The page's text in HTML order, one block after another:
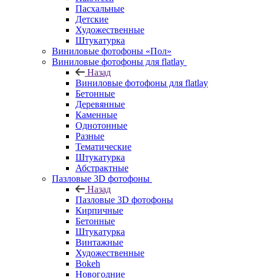
Пасхальные
Детские
Художественные
Штукатурка
Виниловые фотофоны «Пол»
Виниловые фотофоны для flatlay
Назад
Виниловые фотофоны для flatlay
Бетонные
Деревянные
Каменные
Однотонные
Разные
Тематические
Штукатурка
Абстрактные
Пазловые 3D фотофоны
Назад
Пазловые 3D фотофоны
Кирпичные
Бетонные
Штукатурка
Винтажные
Художественные
Bokeh
Новогодние